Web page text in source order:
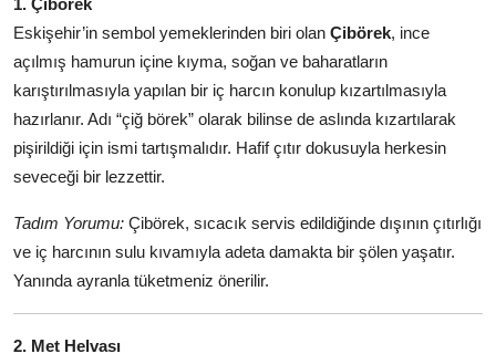
Anne & Bebek Beslenmesi
Mutfak Sırları & Teknikler
Gıda Sözlüğü & Nedir?
Yemek Tarifleri & Menüler
Eskişehir’in sembol yemeklerinden biri olan Çibörek, ince
açılmış hamurun içine kıyma, soğan ve baharatların
karıştırılmasıyla yapılan bir iç harcın konulup kızartılmasıyla
hazırlanır. Adı “çiğ börek” olarak bilinse de aslında kızartılarak
pişirildiği için ismi tartışmalıdır. Hafif çıtır dokusuyla herkesin
seveceği bir lezzettir.
Tadım Yorumu: Çibörek, sıcacık servis edildiğinde dışının çıtırlığı
ve iç harcının sulu kıvamıyla adeta damakta bir şölen yaşatır.
Yanında ayranla tüketmeniz önerilir.
2. Met Helvası